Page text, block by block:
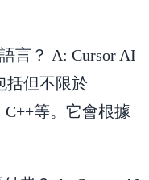
言？ A: Cursor AI
括但不限於
C++等。它會根據